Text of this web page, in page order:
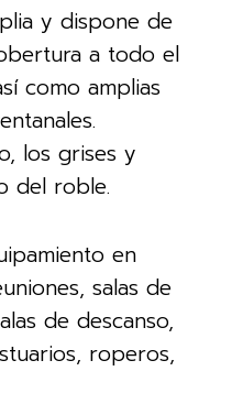
y dispone de
a todo el
como amplias
los grises y
del roble.
en
salas de
de descanso,
roperos,